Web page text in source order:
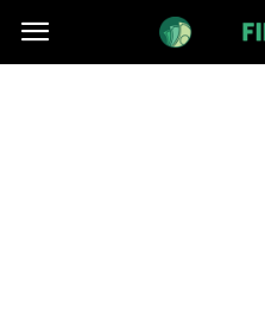
BatFinanse.pl